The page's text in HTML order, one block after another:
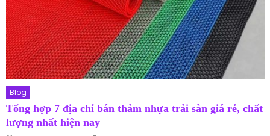
Blog
Tổng hợp 7 địa chỉ bán thảm nhựa trải sàn giá rẻ, chất
lượng nhất hiện nay